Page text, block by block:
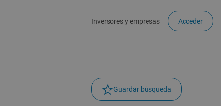
Inversores y empresas Acceder
Guardar búsqueda